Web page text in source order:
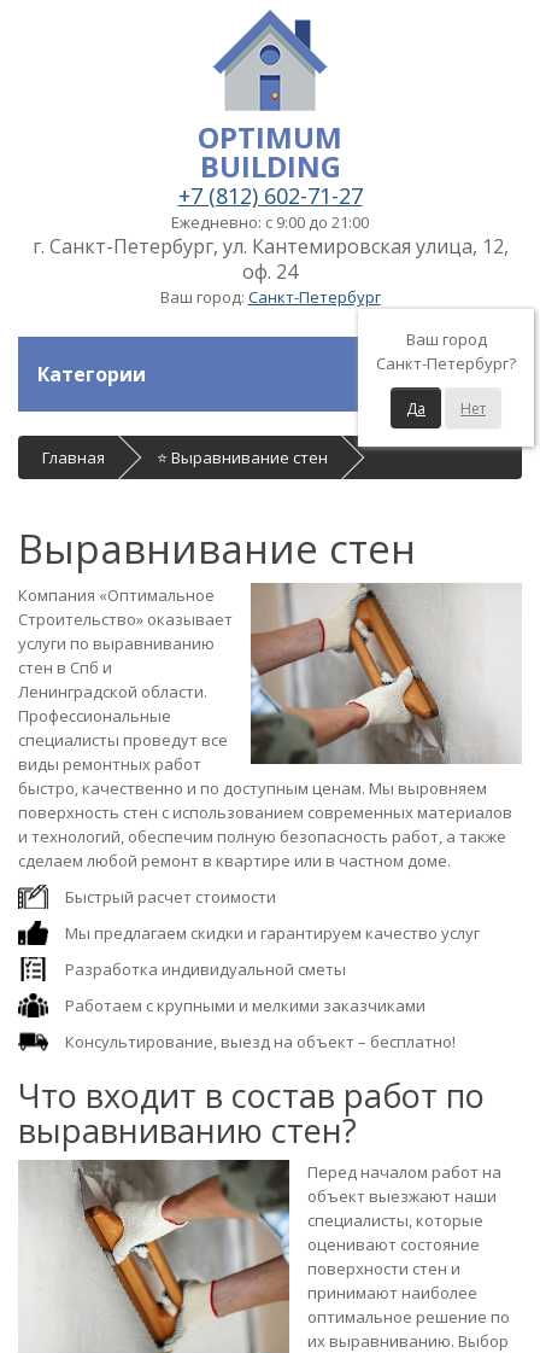
OPTIMUM
BUILDING
+7 (812) 602-71-27
Ежедневно: с 9:00 до 21:00
г. Санкт-Петербург, ул. Кантемировская улица, 12,
оф. 24
Ваш город: Санкт-Петербург
Ваш город
Санкт-Петербург?
Да Нет
Категории
Главная ⭐ Выравнивание стен
Выравнивание стен
Компания «Оптимальное
Строительство» оказывает
услуги по выравниванию
стен в Спб и
Ленинградской области.
Профессиональные
специалисты проведут все
виды ремонтных работ
быстро, качественно и по доступным ценам. Мы выровняем
поверхность стен с использованием современных материалов
и технологий, обеспечим полную безопасность работ, а также
сделаем любой ремонт в квартире или в частном доме.
Быстрый расчет стоимости
Мы предлагаем скидки и гарантируем качество услуг
Разработка индивидуальной сметы
Работаем с крупными и мелкими заказчиками
Консультирование, выезд на объект – бесплатно!
Что входит в состав работ по
выравниванию стен?
Перед началом работ на
объект выезжают наши
специалисты, которые
оценивают состояние
поверхности стен и
принимают наиболее
оптимальное решение по
их выравниванию. Выбор